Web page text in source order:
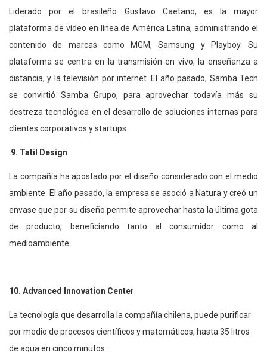
Liderado por el brasileño Gustavo Caetano, es la mayor
plataforma de vídeo en línea de América Latina, administrando el
contenido de marcas como MGM, Samsung y Playboy. Su
plataforma se centra en la transmisión en vivo, la enseñanza a
distancia, y la televisión por internet. El año pasado, Samba Tech
se convirtió Samba Grupo, para aprovechar todavía más su
destreza tecnológica en el desarrollo de soluciones internas para
clientes corporativos y startups.
9. Tatil Design
La compañía ha apostado por el diseño considerado con el medio
ambiente. El año pasado, la empresa se asoció a Natura y creó un
envase que por su diseño permite aprovechar hasta la última gota
de producto, beneficiando tanto al consumidor como al
medioambiente.
10. Advanced Innovation Center
La tecnología que desarrolla la compañía chilena, puede purificar
por medio de procesos científicos y matemáticos, hasta 35 litros
de agua en cinco minutos.